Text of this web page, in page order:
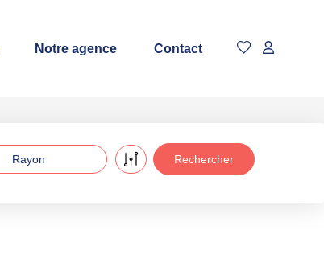
Notre agence Contact
Rayon